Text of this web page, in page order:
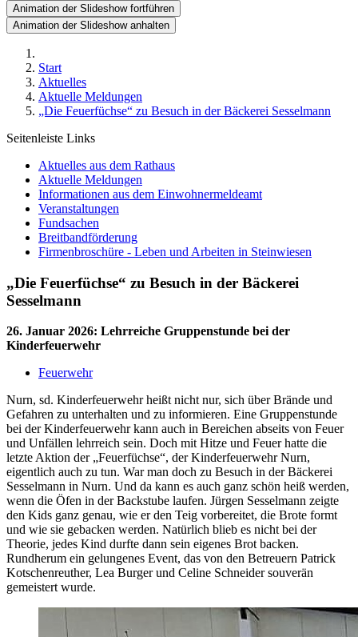
Animation der Slideshow fortführen
Animation der Slideshow anhalten
Start
Aktuelles
Aktuelle Meldungen
„Die Feuerfüchse“ zu Besuch in der Bäckerei Sesselmann
Seitenleiste Links
Aktuelles aus dem Rathaus
Aktuelle Meldungen
Informationen aus dem Einwohnermeldeamt
Veranstaltungen
Fundsachen
Breitbandförderung
Firmenbroschüre - Leben und Arbeiten in Steinwiesen
„Die Feuerfüchse“ zu Besuch in der Bäckerei
Sesselmann
26. Januar 2026: Lehrreiche Gruppenstunde bei der
Kinderfeuerwehr
Feuerwehr
Nurn, sd. Kinderfeuerwehr heißt nicht nur, sich über Brände und
Gefahren zu unterhalten und zu informieren. Eine Gruppenstunde
bei der Kinderfeuerwehr kann auch in Bereichen abseits von Feuer
und Unfällen lehrreich sein. Doch mit Hitze und Feuer hatte die
letzte Aktion der „Feuerfüchse“, der Kinderfeuerwehr Nurn,
eigentlich auch zu tun. War man doch zu Besuch in der Bäckerei
Sesselmann in Nurn. Und da kann es auch ganz schön heiß werden,
wenn die Öfen in der Backstube laufen. Jürgen Sesselmann zeigte
den Kids ganz genau, wie er den Teig vorbereitet, die Brote formt
und wie sie gebacken werden. Natürlich blieb es nicht bei der
Theorie, jedes Kind durfte dann sein eigenes Brot backen.
Rundherum ein gelungenes Event, das von den Betreuern Patrick
Kotschenreuther, Lea Burger und Celine Schneider souverän
gemeistert wurde.